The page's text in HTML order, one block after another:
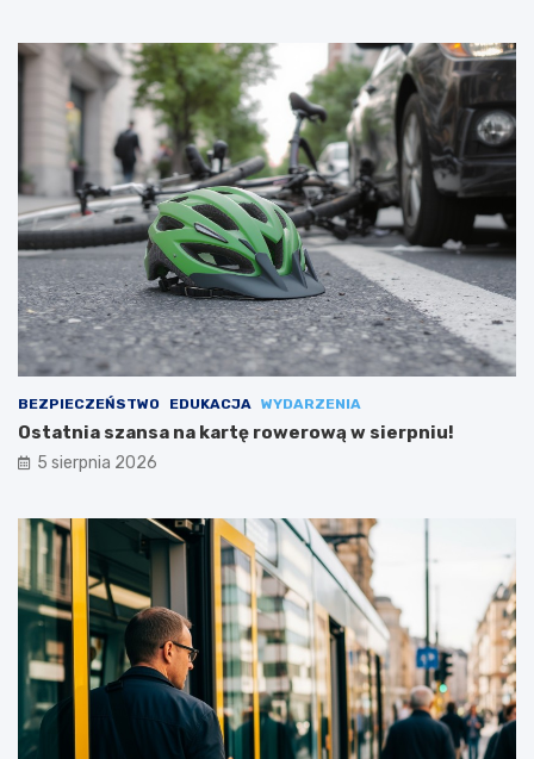
BEZPIECZEŃSTWO EDUKACJA WYDARZENIA
Ostatnia szansa na kartę rowerową w sierpniu!
5 sierpnia 2026